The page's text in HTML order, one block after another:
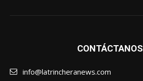
CONTÁCTANOS
info@latrincheranews.com